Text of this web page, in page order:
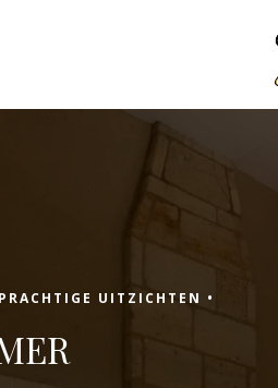
UITZICHTEN •